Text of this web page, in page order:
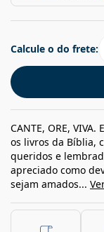
Calcule o do frete:
CANTE, ORE, VIVA.
os livros da Bíblia,
queridos e
apreciado como
sejam amados...